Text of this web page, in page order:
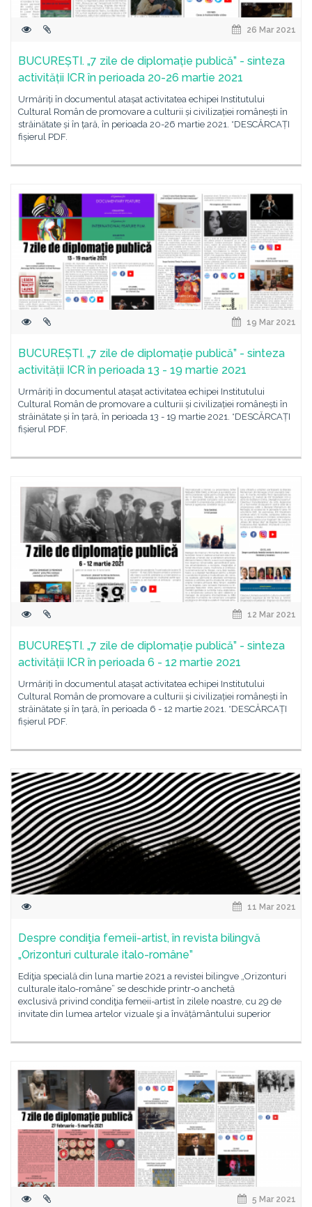
26 Mar 2021
BUCUREȘTI. „7 zile de diplomație publică” - sinteza
activității ICR în perioada 20-26 martie 2021
Urmăriți în documentul atașat activitatea echipei Institutului
Cultural Român de promovare a culturii și civilizației românești în
străinătate și în țară, în perioada 20-26 martie 2021. *DESCĂRCAȚI
fișierul PDF.
19 Mar 2021
BUCUREȘTI. „7 zile de diplomație publică” - sinteza
activității ICR în perioada 13 - 19 martie 2021
Urmăriți în documentul atașat activitatea echipei Institutului
Cultural Român de promovare a culturii și civilizației românești în
străinătate și în țară, în perioada 13 - 19 martie 2021. *DESCĂRCAȚI
fișierul PDF.
12 Mar 2021
BUCUREȘTI. „7 zile de diplomație publică” - sinteza
activității ICR în perioada 6 - 12 martie 2021
Urmăriți în documentul atașat activitatea echipei Institutului
Cultural Român de promovare a culturii și civilizației românești în
străinătate și în țară, în perioada 6 - 12 martie 2021. *DESCĂRCAȚI
fișierul PDF.
11 Mar 2021
Despre condiţia femeii-artist, în revista bilingvă
„Orizonturi culturale italo-române”
Ediţia specială din luna martie 2021 a revistei bilingve „Orizonturi
culturale italo-române” se deschide printr-o anchetă
exclusivă privind condiţia femeii-artist în zilele noastre, cu 29 de
invitate din lumea artelor vizuale şi a învățământului superior
5 Mar 2021